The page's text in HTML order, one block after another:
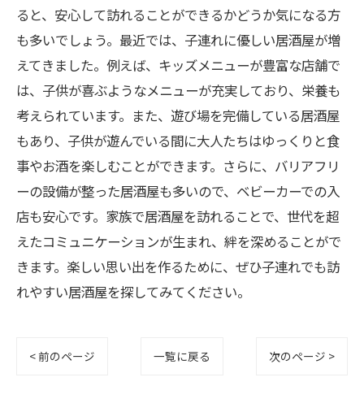
ると、安心して訪れることができるかどうか気になる方
も多いでしょう。最近では、子連れに優しい居酒屋が増
えてきました。例えば、キッズメニューが豊富な店舗で
は、子供が喜ぶようなメニューが充実しており、栄養も
考えられています。また、遊び場を完備している居酒屋
もあり、子供が遊んでいる間に大人たちはゆっくりと食
事やお酒を楽しむことができます。さらに、バリアフリ
ーの設備が整った居酒屋も多いので、ベビーカーでの入
店も安心です。家族で居酒屋を訪れることで、世代を超
えたコミュニケーションが生まれ、絆を深めることがで
きます。楽しい思い出を作るために、ぜひ子連れでも訪
れやすい居酒屋を探してみてください。
< 前のページ 一覧に戻る 次のページ >